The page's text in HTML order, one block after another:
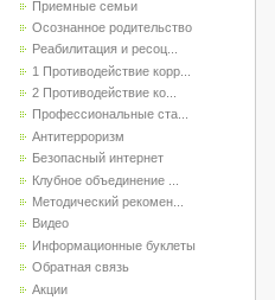
Приемные семьи
Осознанное родительство
Реабилитация и ресоц...
1 Противодействие корр...
2 Противодействие ко...
Профессиональные ста...
Антитерроризм
Безопасный интернет
Клубное объединение ...
Методический рекомен...
Видео
Информационные буклеты
Обратная связь
Акции